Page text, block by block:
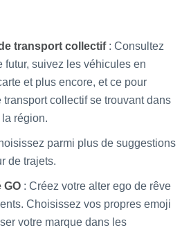
transport collectif: Consultez
futur, suivez les véhicules en
et plus encore, et ce pour
collectif se trouvant dans
région.
parmi plus de suggestions
de trajets.
GO : Créez votre alter ego de rêve
Choisissez vos propres emoji
votre marque dans les